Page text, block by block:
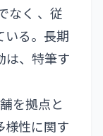
なく 、従
いる。長期
は、特筆す
を拠点と
様性に関す